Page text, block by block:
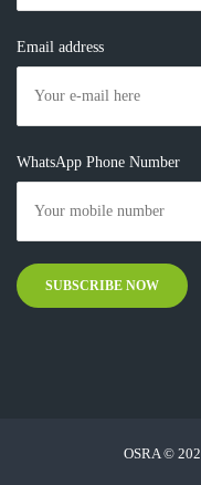
Email address
WhatsApp Phone Number
OSRA ©